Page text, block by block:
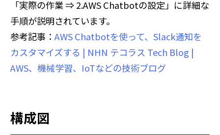
「実際の作業 ⇒ 2.AWS Chatbotの設定」に詳細な
手順が説明されています。
参考記事： AWS Chatbotを使って、Slack通知を
カスタマイズする | NHN テコラス Tech Blog |
AWS、機械学習、IoTなどの技術ブログ
構成図